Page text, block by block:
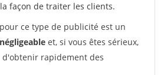
façon de traiter les clients.
ce type de publicité est un
et, si vous êtes sérieux,
rapidement des